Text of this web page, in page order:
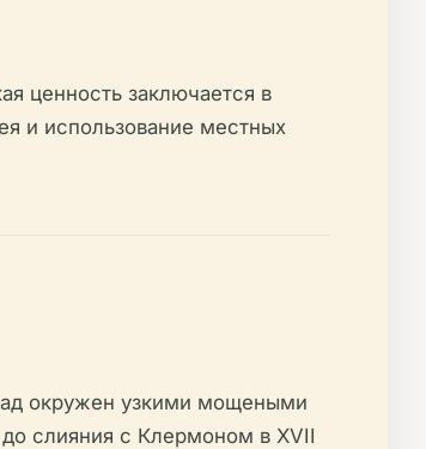
ценность заключается в
и использование местных
окружен узкими мощеными
слияния с Клермоном в XVII